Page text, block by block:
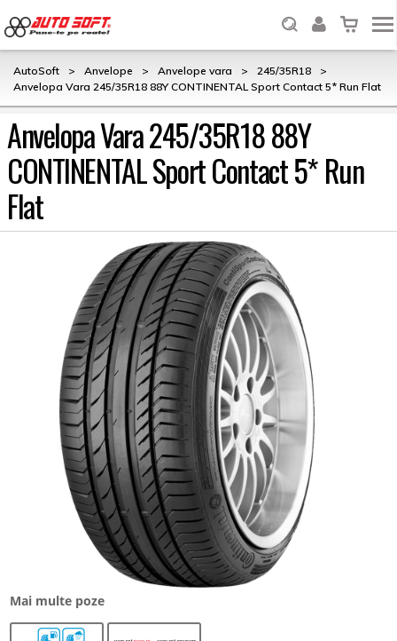
AutoSoft > Anvelope > Anvelope vara > 245/35R18
>
Anvelopa Vara 245/35R18 88Y CONTINENTAL Sport Contact 5* Run Flat
Anvelopa Vara 245/35R18 88Y
CONTINENTAL Sport Contact 5* Run
Flat
Mai multe poze